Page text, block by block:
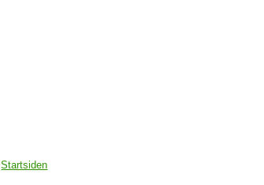
Startsiden